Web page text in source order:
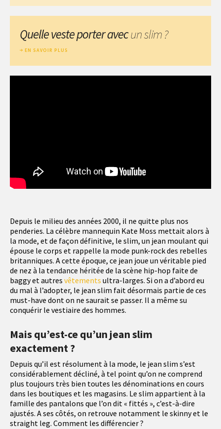
Depuis le milieu des années 2000, il ne quitte plus nos
penderies. La célèbre mannequin Kate Moss mettait alors à
la mode, et de façon définitive, le slim, un jean moulant qui
épouse le corps et rappelle la mode punk-rock des rebelles
britanniques. A cette époque, ce jean joue un véritable pied
de nez à la tendance héritée de la scène hip-hop faite de
baggy et autres vêtements ultra-larges. Si on a d’abord eu
du mal à l’adopter, le jean slim fait désormais partie de ces
must-have dont on ne saurait se passer. Il a même su
conquérir le vestiaire des hommes.
Mais qu’est-ce qu’un jean slim
exactement ?
Depuis qu’il est résolument à la mode, le jean slim s’est
considérablement décliné, à tel point qu’on ne comprend
plus toujours très bien toutes les dénominations en cours
dans les boutiques et les magasins. Le slim appartient à la
famille des pantalons que l’on dit « fittés », c’est-à-dire
ajustés. A ses côtés, on retrouve notamment le skinny et le
straight leg. Comment les différencier ?
Quelle veste porter avecun slim ?
EN SAVOIR PLUS